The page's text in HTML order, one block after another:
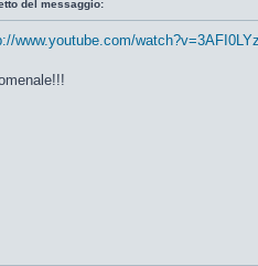
del messaggio:
www.youtube.com/